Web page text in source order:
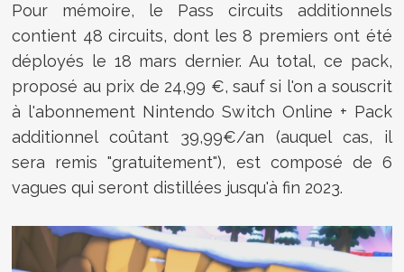
Pour mémoire, le Pass circuits additionnels
contient 48 circuits, dont les 8 premiers ont été
déployés le 18 mars dernier. Au total, ce pack,
proposé au prix de 24,99 €, sauf si l'on a souscrit
à l'abonnement Nintendo Switch Online + Pack
additionnel coûtant 39,99€/an (auquel cas, il
sera remis "gratuitement"), est composé de 6
vagues qui seront distillées jusqu'à fin 2023.